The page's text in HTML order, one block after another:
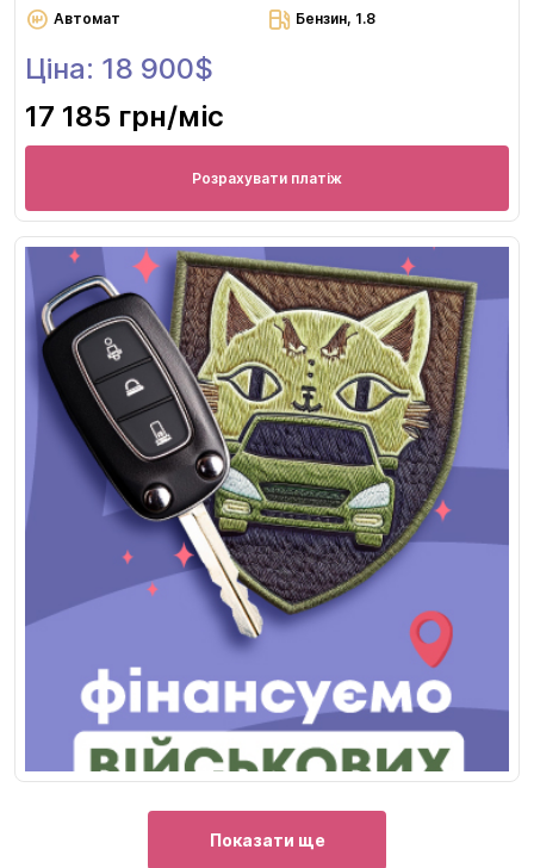
Автомат Бензин, 1.8
Ціна: 18 900$
17 185 грн/міс
Розрахувати платіж
Показати ще